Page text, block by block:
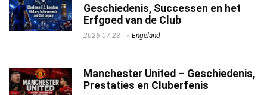
Geschiedenis, Successen en het
Erfgoed van de Club
2026-07-23 Engeland
Manchester United – Geschiedenis,
Prestaties en Cluberfenis